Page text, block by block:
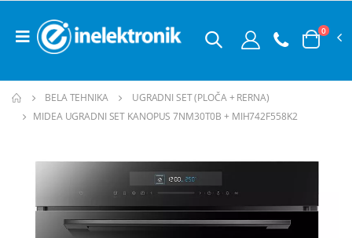
0
BELA TEHNIKA
UGRADNI SET (PLOČA + RERNA)
MIDEA UGRADNI SET KANOPUS 7NM30T0B + MIH742F558K2